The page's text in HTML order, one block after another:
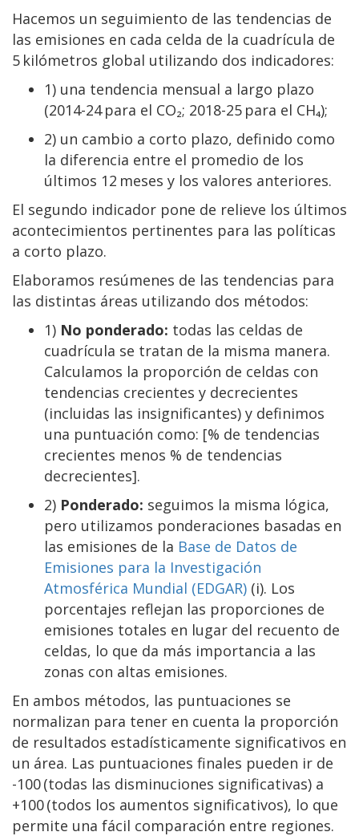
Hacemos un seguimiento de las tendencias de
las emisiones en cada celda de la cuadrícula de
5 kilómetros global utilizando dos indicadores:
1) una tendencia mensual a largo plazo
(2014-24 para el CO₂; 2018-25 para el CH₄);
2) un cambio a corto plazo, definido como
la diferencia entre el promedio de los
últimos 12 meses y los valores anteriores.
El segundo indicador pone de relieve los últimos
acontecimientos pertinentes para las políticas
a corto plazo.
Elaboramos resúmenes de las tendencias para
las distintas áreas utilizando dos métodos:
1) No ponderado: todas las celdas de
cuadrícula se tratan de la misma manera.
Calculamos la proporción de celdas con
tendencias crecientes y decrecientes
(incluidas las insignificantes) y definimos
una puntuación como: [% de tendencias
crecientes menos % de tendencias
decrecientes].
2) Ponderado: seguimos la misma lógica,
pero utilizamos ponderaciones basadas en
las emisiones de la Base de Datos de
Emisiones para la Investigación
Atmosférica Mundial (EDGAR) (i). Los
porcentajes reflejan las proporciones de
emisiones totales en lugar del recuento de
celdas, lo que da más importancia a las
zonas con altas emisiones.
En ambos métodos, las puntuaciones se
normalizan para tener en cuenta la proporción
de resultados estadísticamente significativos en
un área. Las puntuaciones finales pueden ir de
-100 (todas las disminuciones significativas) a
+100 (todos los aumentos significativos), lo que
permite una fácil comparación entre regiones.